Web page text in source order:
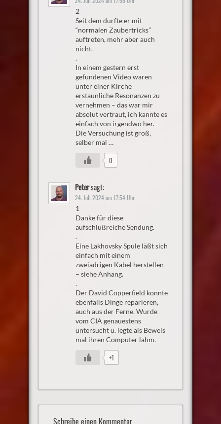
2
Seit dem durfte er mit
“normalen Zaubertricks”
auftreten, mehr aber auch
nicht.
.
In einem gestern erst
gefundenen Video waren
unter einer Kirche
erstaunliche Resonanzen zu
vernehmen – das war mir
absolut vertraut, ich kannte es
einfach von irgendwo her.
Die Versuchung ist groß,
selber mal …
0
Petersagt:
24. Juli 2024 um 17:54 Uhr
1
Danke für diese
aufschlußreiche Sendung.
.
Eine Lakhovsky Spule läßt sich
einfach mit einem
zweiadrigen Kabel herstellen
– siehe Anhang.
.
Der David Copperfield konnte
ebenfalls Dinge reparieren,
auch aus der Ferne. Wurde
vom CIA genauestens
untersucht u. legte als Beweis
mal ihren Computer lahm.
+1
Schreibe einen Kommentar